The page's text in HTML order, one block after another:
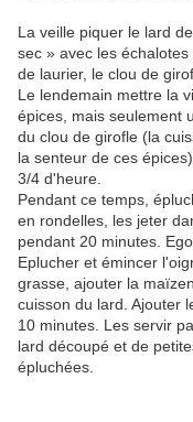
La veille piquer le lard
sec » avec les
de laurier, le clou de
Le lendemain mettre la
épices, mais seulement
du clou de girofle (la
la senteur de ces
3/4 d'heure.
Pendant ce temps,
en rondelles, les jeter
pendant 20 minutes.
Eplucher et émincer
grasse, ajouter la
cuisson du lard. Ajouter
10 minutes. Les servir
lard découpé et de
épluchées.